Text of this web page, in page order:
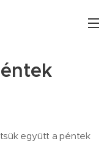
együtt a péntek